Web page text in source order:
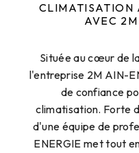
CLIMATISATION
AVEC
Située au cœur de
l'entreprise 2M AIN-
de confiance
climatisation. Forte
d'une équipe de
ENERGIE met tout